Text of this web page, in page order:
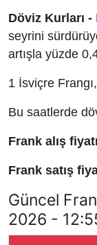
Döviz Kurları -
seyrini
artışla yüzde
1 İsviçre
Bu saatlerde
Frank alış
Frank satış
Güncel
2026 -